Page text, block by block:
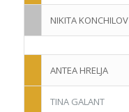
NIKITA KONCHILOV
ANTEA HRELJA
TINA GALANT